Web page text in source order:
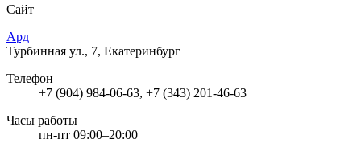
Сайт
Ард
Турбинная ул., 7, Екатеринбург
Телефон
+7 (904) 984-06-63, +7 (343) 201-46-63
Часы работы
пн-пт 09:00–20:00